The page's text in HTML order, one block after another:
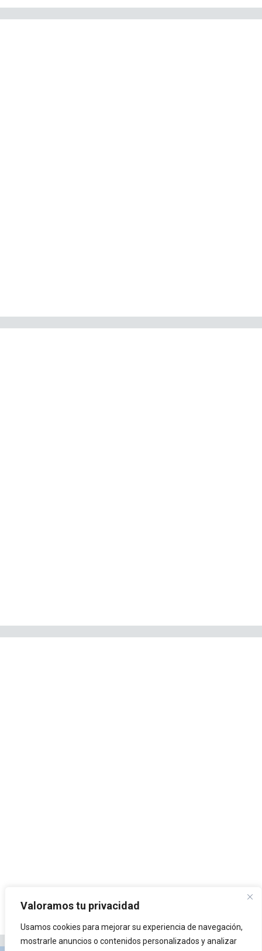
Valoramos tu privacidad
Usamos cookies para mejorar su experiencia de navegación,
mostrarle anuncios o contenidos personalizados y analizar